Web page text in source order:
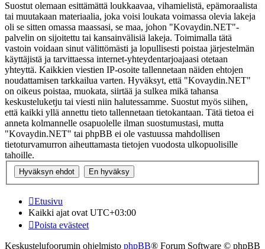
Suostut olemaan esittämättä loukkaavaa, vihamielistä, epämoraalista
tai muutakaan materiaalia, joka voisi loukata voimassa olevia lakeja
oli se sitten omassa maassasi, se maa, johon "Kovaydin.NET"-
palvelin on sijoitettu tai kansainvälisiä lakeja. Toimimalla tätä
vastoin voidaan sinut välittömästi ja lopullisesti poistaa järjestelmän
käyttäjistä ja tarvittaessa internet-yhteydentarjoajaasi otetaan
yhteyttä. Kaikkien viestien IP-osoite tallennetaan näiden ehtojen
noudattamisen tarkkailua varten. Hyväksyt, että "Kovaydin.NET"
on oikeus poistaa, muokata, siirtää ja sulkea mikä tahansa
keskusteluketju tai viesti niin halutessamme. Suostut myös siihen,
että kaikki yllä annettu tieto tallennetaan tietokantaan. Tätä tietoa ei
anneta kolmannelle osapuolelle ilman suostumustasi, mutta
"Kovaydin.NET" tai phpBB ei ole vastuussa mahdollisen
tietoturvamurron aiheuttamasta tietojen vuodosta ulkopuolisille
tahoille.
Etusivu
Kaikki ajat ovat UTC+03:00
Poista evästeet
Keskustelufoorumin ohjelmisto phpBB® Forum Software © phpBB